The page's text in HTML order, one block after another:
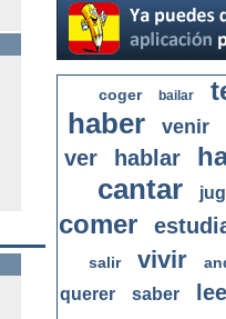
coger bailar
haber venir
ver hablar
cantar
comer
salir vivir
querer saber